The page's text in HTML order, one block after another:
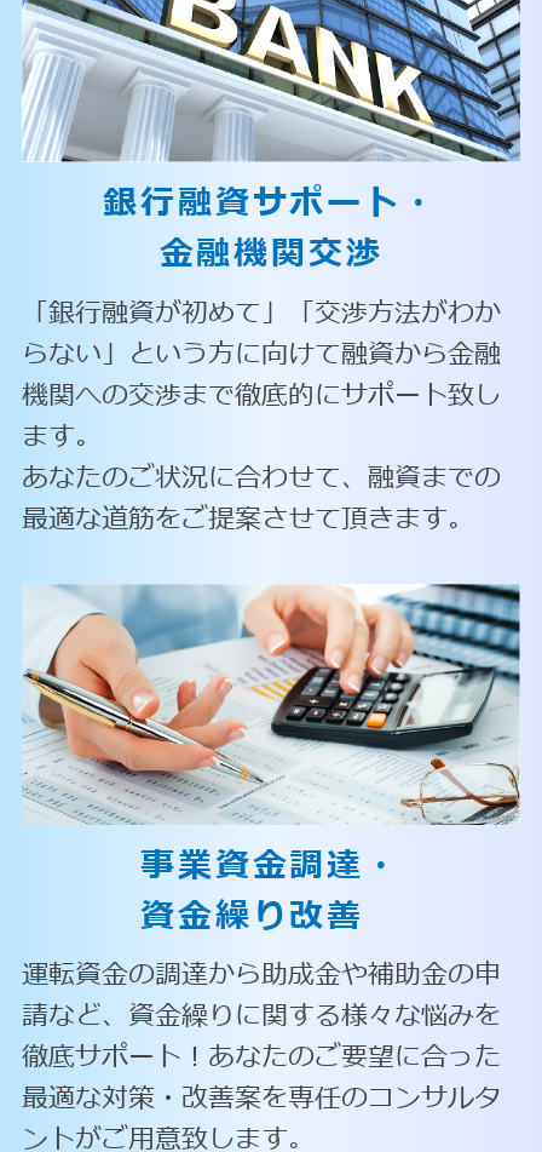
銀行融資サポート・
金融機関交渉
「銀行融資が初めて」「交渉方法がわか
らない」という方に向けて融資から金融
機関への交渉まで徹底的にサポート致し
ます。
あなたのご状況に合わせて、融資までの
最適な道筋をご提案させて頂きます。
事業資金調達・
資金繰り改善
運転資金の調達から助成金や補助金の申
請など、資金繰りに関する様々な悩みを
徹底サポート！あなたのご要望に合った
最適な対策・改善案を専任のコンサルタ
ントがご用意致します。